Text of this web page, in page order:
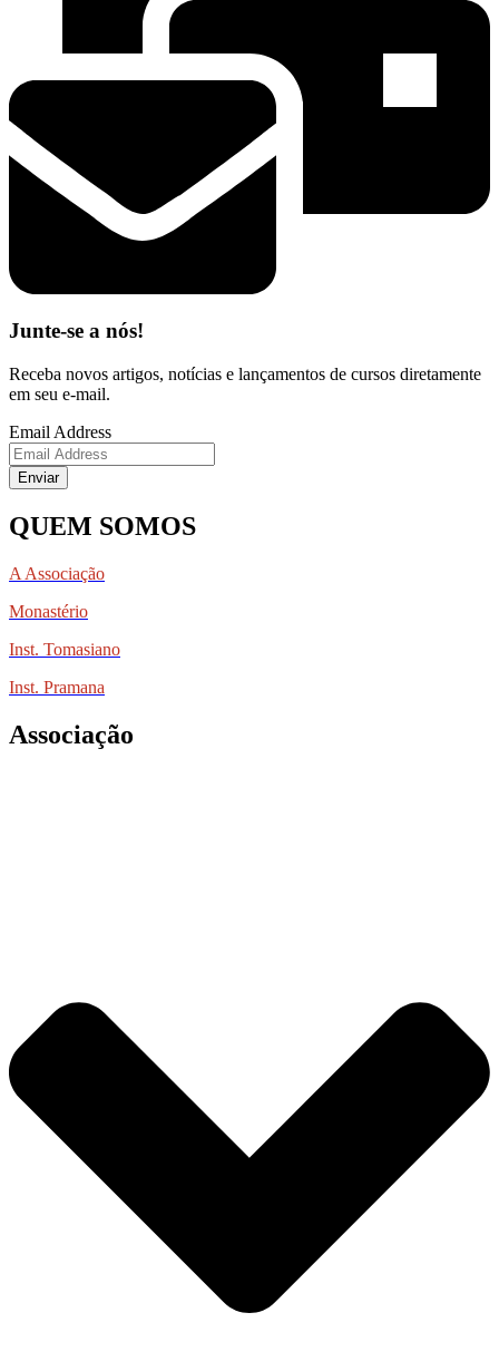
Junte-se a nós!
Receba novos artigos, notícias e lançamentos de cursos diretamente
em seu e-mail.
Email Address
Enviar
QUEM SOMOS
A Associação
Monastério
Inst. Tomasiano
Inst. Pramana
Associação